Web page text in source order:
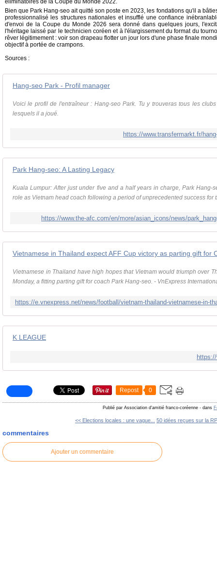
éliminatoires de la Coupe du Monde 2022.
Bien que Park Hang-seo ait quitté son poste en 2023, les fondations qu'il a
professionnalisé les structures nationales et insufflé une confiance
d'envoi de la Coupe du Monde 2026 sera donné dans quelques jours,
l'héritage laissé par le technicien coréen et à l'élargissement du format du
rêver légitimement : voir son drapeau flotter un jour lors d'une phase finale
objectif à portée de crampons.
Sources :
Hang-seo Park - Profil manager
Voici le profil de l'entraîneur : Hang-seo Park. Tu y trouveras tous les
lesquels il a joué.
https://www.transfermarkt.fr/
Park Hang-seo: A Lasting Legacy
Kuala Lumpur: After just under five and a half years in charge, Park Hang-
role as Vietnam head coach following a period of unprecedented success for
https://www.the-afc.com/en/more/asian_icons/news/
Vietnamese in Thailand have high hopes that Vietnam would triumph over
Monday, a fitting parting gift for coach Park Hang-seo. - VnExpress
K LEAGUE
Repost 0
Publié par Association d'amitié franco-coréenne - dans
<< Elections locales : une vague... 50 idées reçues sur la
commentaires
Ajouter un commentaire